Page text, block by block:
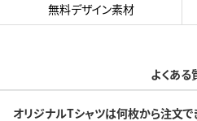
無料デザイン素材
よくある
オリジナルTシャツは何枚から注文で